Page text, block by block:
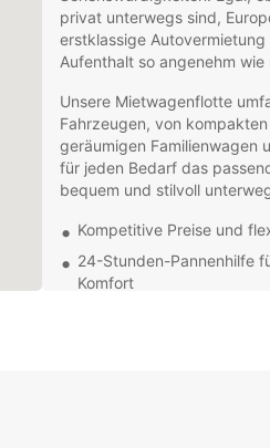
privat unterwegs sind,
erstklassige Autovermietung
Aufenthalt so angenehm
Unsere Mietwagenflotte
Fahrzeugen, von
geräumigen Familienwagen
für jeden Bedarf das
bequem und stilvoll
Kompetitive Preise und
24-Stunden-Pannenhilfe
Komfort